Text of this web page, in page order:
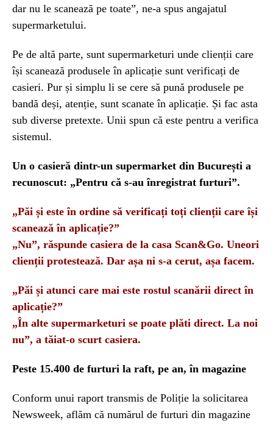
dar nu le scanează pe toate”, ne-a spus angajatul
supermarketului.
Pe de altă parte, sunt supermarketuri unde clienții care
își scanează produsele în aplicație sunt verificați de
casieri. Pur și simplu li se cere să pună produsele pe
bandă deși, atenție, sunt scanate în aplicație. Și fac asta
sub diverse pretexte. Unii spun că este pentru a verifica
sistemul.
Un o casieră dintr-un supermarket din București a
recunoscut: „Pentru că s-au înregistrat furturi”.
„Păi și este în ordine să verificați toți clienții care își
scanează în aplicație?”
„Nu”, răspunde casiera de la casa Scan&Go. Uneori
clienții protestează. Dar așa ni s-a cerut, așa facem.
„Păi și atunci care mai este rostul scanării direct în
aplicație?”
„În alte supermarketuri se poate plăti direct. La noi
nu”, a tăiat-o scurt casiera.
Peste 15.400 de furturi la raft, pe an, în magazine
Conform unui raport transmis de Poliție la solicitarea
Newsweek, aflăm că numărul de furturi din magazine